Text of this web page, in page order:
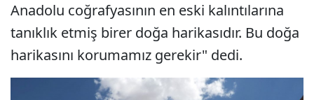
Anadolu coğrafyasının en eski kalıntılarına
tanıklık etmiş birer doğa harikasıdır. Bu doğa
harikasını korumamız gerekir" dedi.